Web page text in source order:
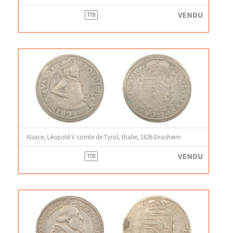
TTB VENDU
Alsace, Léopold V comte de Tyrol, thaler, 1626 Ensisheim
TTB VENDU